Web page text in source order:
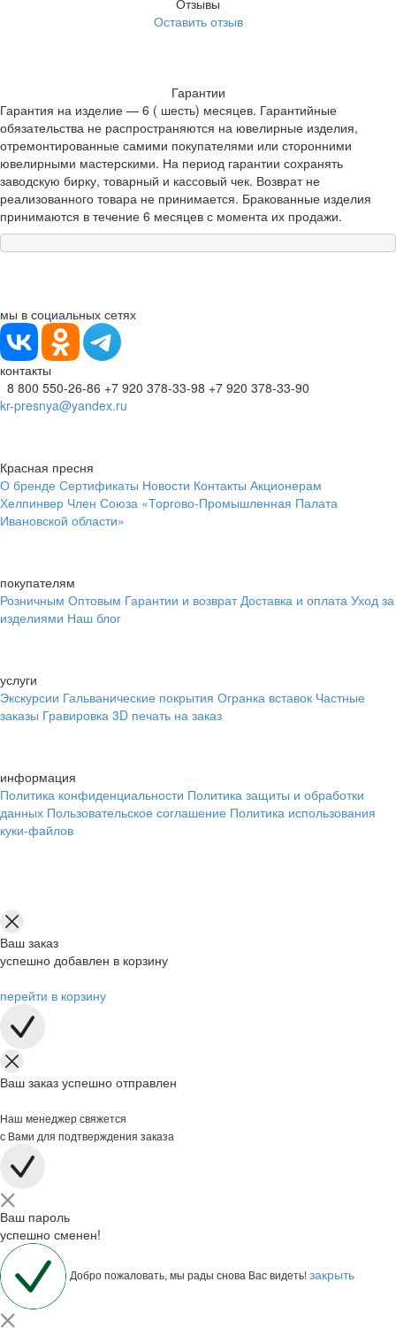
Отзывы
Оставить отзыв
Гарантии
Гарантия на изделие — 6 ( шесть) месяцев. Гарантийные
обязательства не распространяются на ювелирные изделия,
отремонтированные самими покупателями или сторонними
ювелирными мастерскими. На период гарантии сохранять
заводскую бирку, товарный и кассовый чек. Возврат не
реализованного товара не принимается. Бракованные изделия
принимаются в течение 6 месяцев с момента их продажи.
мы в социальных сетях
контакты
8 800 550-26-86 +7 920 378-33-98 +7 920 378-33-90
kr-presnya@yandex.ru
Красная пресня
О бренде Сертификаты Новости Контакты Акционерам
Хелпинвер Член Союза «Торгово-Промышленная Палата
Ивановской области»
покупателям
Розничным Оптовым Гарантии и возврат Доставка и оплата Уход за
изделиями Наш блог
услуги
Экскурсии Гальванические покрытия Огранка вставок Частные
заказы Гравировка 3D печать на заказ
информация
Политика конфиденциальности Политика защиты и обработки
данных Пользовательское соглашение Политика использования
куки-файлов
Ваш заказ
успешно добавлен в корзину
перейти в корзину
Ваш заказ успешно отправлен
Наш менеджер свяжется
с Вами для подтверждения заказа
Ваш пароль
успешно сменен!
Добро пожаловать, мы рады снова Вас видеть!закрыть